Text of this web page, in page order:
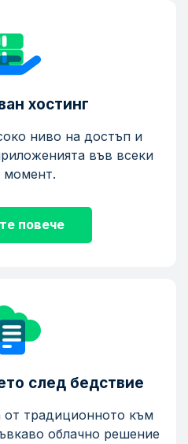
хостинг
ниво на достъп и
във всеки
момент.
повече
след бедствие
от традиционното към
облачно решение